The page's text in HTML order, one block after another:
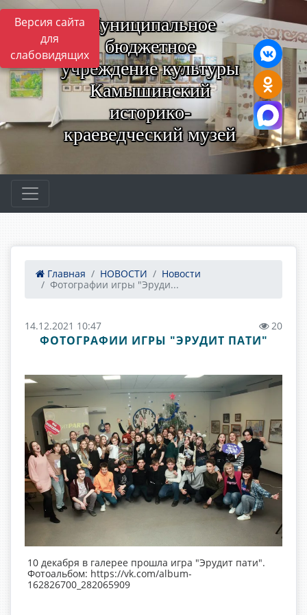
Версия сайта
для
слабовидящих
Муниципальное
бюджетное
учреждение культуры
Камышинский
историко-
краеведческий музей
Главная НОВОСТИ
Новости
Фотографии игры "Эруди...
14.12.2021 10:47 20
ФОТОГРАФИИ ИГРЫ "ЭРУДИТ ПАТИ"
10 декабря в галерее прошла игра "Эрудит пати".
Фотоальбом: https://vk.com/album-
162826700_282065909